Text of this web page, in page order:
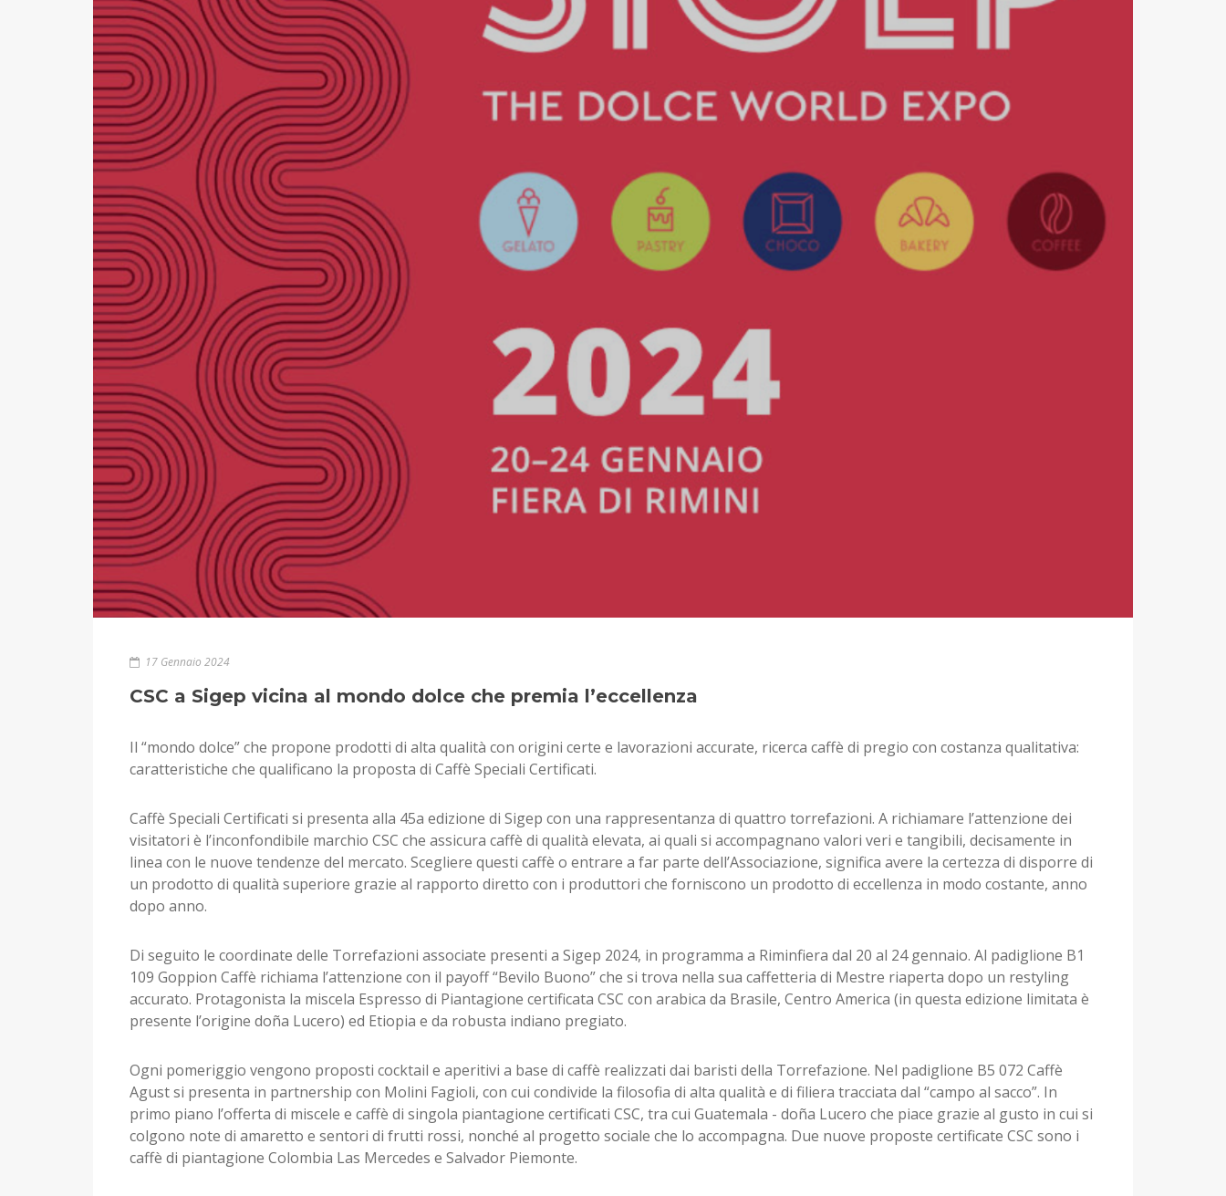
17 Gennaio 2024
CSC a Sigep vicina al mondo dolce che premia l’eccellenza
Il “mondo dolce” che propone prodotti di alta qualità con origini certe e lavorazioni accurate, ricerca caffè di pregio con costanza qualitativa:
caratteristiche che qualificano la proposta di Caffè Speciali Certificati.
Caffè Speciali Certificati si presenta alla 45a edizione di Sigep con una rappresentanza di quattro torrefazioni. A richiamare l’attenzione dei
visitatori è l’inconfondibile marchio CSC che assicura caffè di qualità elevata, ai quali si accompagnano valori veri e tangibili, decisamente in
linea con le nuove tendenze del mercato. Scegliere questi caffè o entrare a far parte dell’Associazione, significa avere la certezza di disporre di
un prodotto di qualità superiore grazie al rapporto diretto con i produttori che forniscono un prodotto di eccellenza in modo costante, anno
dopo anno.
Di seguito le coordinate delle Torrefazioni associate presenti a Sigep 2024, in programma a Riminfiera dal 20 al 24 gennaio. Al padiglione B1
109 Goppion Caffè richiama l’attenzione con il payoff “Bevilo Buono” che si trova nella sua caffetteria di Mestre riaperta dopo un restyling
accurato. Protagonista la miscela Espresso di Piantagione certificata CSC con arabica da Brasile, Centro America (in questa edizione limitata è
presente l’origine doña Lucero) ed Etiopia e da robusta indiano pregiato.
Ogni pomeriggio vengono proposti cocktail e aperitivi a base di caffè realizzati dai baristi della Torrefazione. Nel padiglione B5 072 Caffè
Agust si presenta in partnership con Molini Fagioli, con cui condivide la filosofia di alta qualità e di filiera tracciata dal “campo al sacco”. In
primo piano l’offerta di miscele e caffè di singola piantagione certificati CSC, tra cui Guatemala - doña Lucero che piace grazie al gusto in cui si
colgono note di amaretto e sentori di frutti rossi, nonché al progetto sociale che lo accompagna. Due nuove proposte certificate CSC sono i
caffè di piantagione Colombia Las Mercedes e Salvador Piemonte.